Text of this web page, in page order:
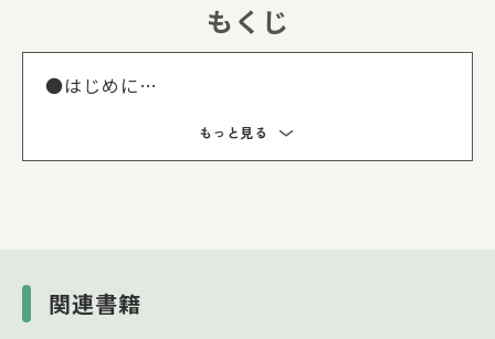
もくじ
●はじめに
『なんでもない毎日に、はなまるを。』
２ できないことも何かにつながっている
『棚からぼた餅、ベンチからナポリタン。』
もっと見る
関連書籍